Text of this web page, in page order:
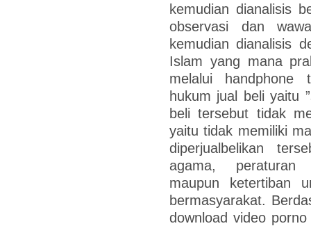
kemudian dianalisis
observasi dan
kemudian dianalisis
Islam yang mana
melalui handphone
hukum jual beli yaitu
beli tersebut tidak
yaitu tidak memiliki
diperjualbelikan
agama, peraturan
maupun ketertiban
bermasyarakat.
download video